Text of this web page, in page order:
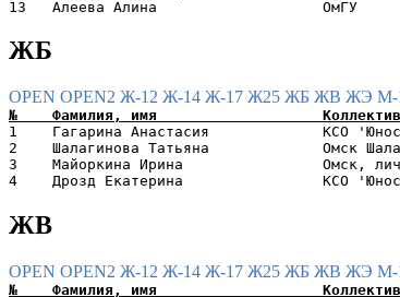
ЖБ
OPEN OPEN2 Ж-12 Ж-14 Ж-17 Ж25 ЖБ ЖВ ЖЭ М-
1    Гагарина Анастасия             КСО
2    Шалагинова Татьяна             Омск
3    Майоркина Ирина                Омск,
ЖВ
OPEN OPEN2 Ж-12 Ж-14 Ж-17 Ж25 ЖБ ЖВ ЖЭ М-